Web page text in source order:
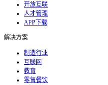
开放互联
人才管理
APP下载
解决方案
制造行业
互联网
教育
零售餐饮